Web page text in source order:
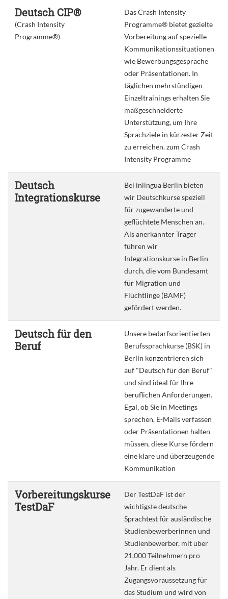
Deutsch CIP®
(Crash Intensity
Programme®)
Das Crash Intensity
Programme® bietet gezielte
Vorbereitung auf spezielle
Kommunikationssituationen
wie Bewerbungsgespräche
oder Präsentationen. In
täglichen mehrstündigen
Einzeltrainings erhalten Sie
maßgeschneiderte
Unterstützung, um Ihre
Sprachziele in kürzester Zeit
zu erreichen. zum Crash
Intensity Programme
Deutsch
Integrationskurse
Bei inlingua Berlin bieten
wir Deutschkurse speziell
für zugewanderte und
geflüchtete Menschen an.
Als anerkannter Träger
führen wir
Integrationskurse in Berlin
durch, die vom Bundesamt
für Migration und
Flüchtlinge (BAMF)
gefördert werden.
Deutsch für den
Beruf
Unsere bedarfsorientierten
Berufssprachkurse (BSK) in
Berlin konzentrieren sich
auf "Deutsch für den Beruf"
und sind ideal für Ihre
beruflichen Anforderungen.
Egal, ob Sie in Meetings
sprechen, E-Mails verfassen
oder Präsentationen halten
müssen, diese Kurse fördern
eine klare und überzeugende
Kommunikation
Vorbereitungskurse
TestDaF
Der TestDaF ist der
wichtigste deutsche
Sprachtest für ausländische
Studienbewerberinnen und
Studienbewerber, mit über
21.000 Teilnehmern pro
Jahr. Er dient als
Zugangsvoraussetzung für
das Studium und wird von